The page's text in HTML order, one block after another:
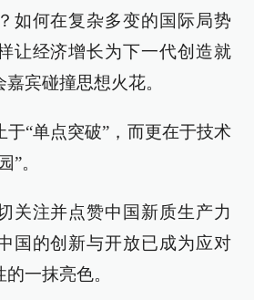
如何在复杂多变的国际局势
让经济增长为下一代创造就
宾碰撞思想火花。
“单点突破”，而更在于技术
”。
关注并点赞中国新质生产力
国的创新与开放已成为应对
一抹亮色。